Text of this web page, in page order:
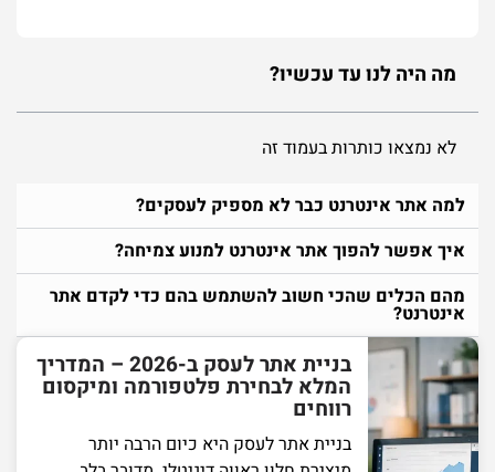
מה היה לנו עד עכשיו?
לא נמצאו כותרות בעמוד זה
למה אתר אינטרנט כבר לא מספיק לעסקים?
איך אפשר להפוך אתר אינטרנט למנוע צמיחה?
מהם הכלים שהכי חשוב להשתמש בהם כדי לקדם אתר
אינטרנט?
בניית אתר לעסק ב-2026 – המדריך
המלא לבחירת פלטפורמה ומיקסום
רווחים
בניית אתר לעסק היא כיום הרבה יותר